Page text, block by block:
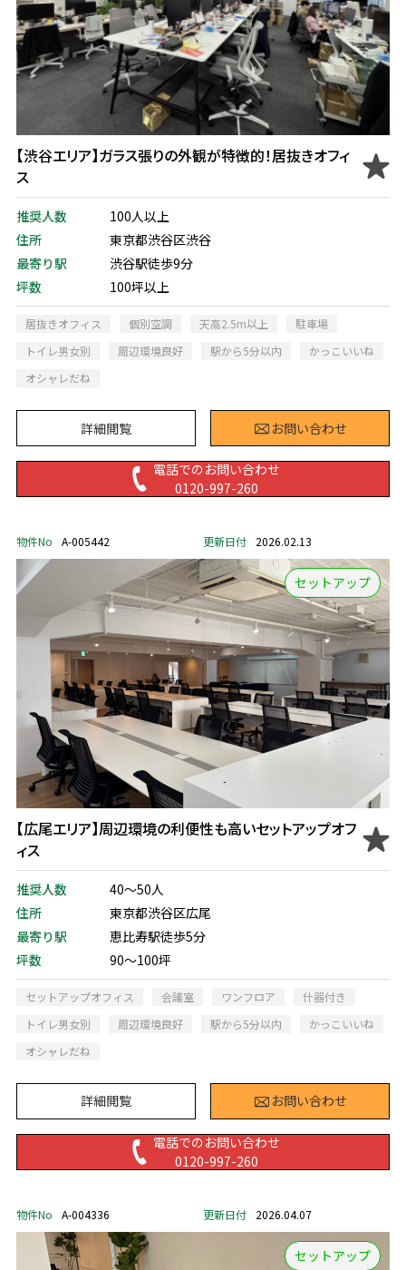
【渋谷エリア】ガラス張りの外観が特徴的！居抜きオフィ
ス
推奨人数
100人以上
住所
東京都渋谷区渋谷
最寄り駅
渋谷駅徒歩9分
坪数
100坪以上
居抜きオフィス 個別空調 天高2.5m以上
駐車場
トイレ男女別
周辺環境良好 駅から5分以内
かっこいいね
オシャレだね
詳細閲覧 お問い合わせ
電話でのお問い合わせ
0120-997-260
物件No A-005442 更新日付 2026.02.13
セットアップ
【広尾エリア】周辺環境の利便性も高いセットアップオフ
ィス
推奨人数
40～50人
住所
東京都渋谷区広尾
最寄り駅
恵比寿駅徒歩5分
坪数
90～100坪
セットアップオフィス 会議室 ワンフロア
什器付き
トイレ男女別
周辺環境良好 駅から5分以内
かっこいいね
オシャレだね
詳細閲覧 お問い合わせ
電話でのお問い合わせ
0120-997-260
物件No A-004336 更新日付 2026.04.07
セットアップ